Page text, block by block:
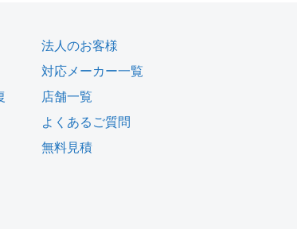
法人のお客様
対応メーカー一覧
店舗一覧
よくあるご質問
無料見積